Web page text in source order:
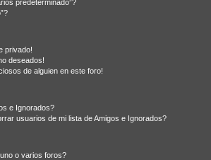
predeterminado”?
privado!
deseados!
de alguien en este foro!
e Ignorados?
usuarios de mi lista de Amigos e Ignorados?
o varios foros?